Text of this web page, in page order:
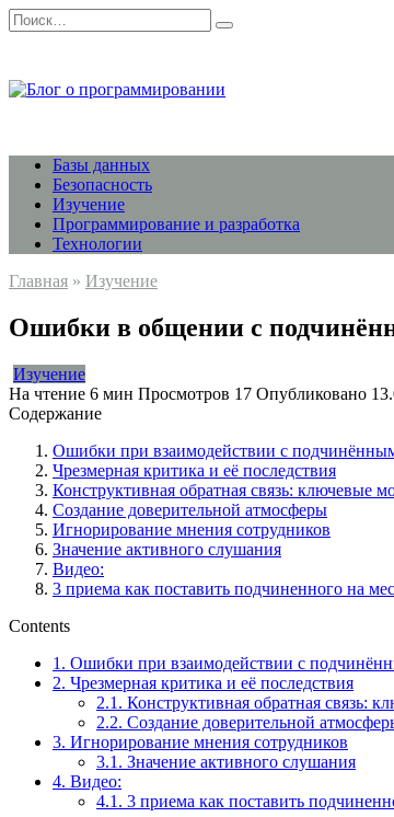
Перейти
к
Search
for:
Базы данных
Безопасность
Изучение
Программирование и разработка
Технологии
Главная » Изучение
Ошибки в общении с
Изучение
На чтение 6 мин Просмотров 17 Опубликовано
Содержание
Ошибки при взаимодействии с
Чрезмерная критика и её последствия
Конструктивная обратная связь: ключевые
Создание доверительной атмосферы
Игнорирование мнения сотрудников
Значение активного слушания
Видео:
3 приема как поставить подчиненного на
Contents
1. Ошибки при взаимодействии с
2. Чрезмерная критика и её последствия
2.1. Конструктивная обратная связь:
2.2. Создание доверительной
3. Игнорирование мнения сотрудников
3.1. Значение активного слушания
4. Видео:
4.1. 3 приема как поставить